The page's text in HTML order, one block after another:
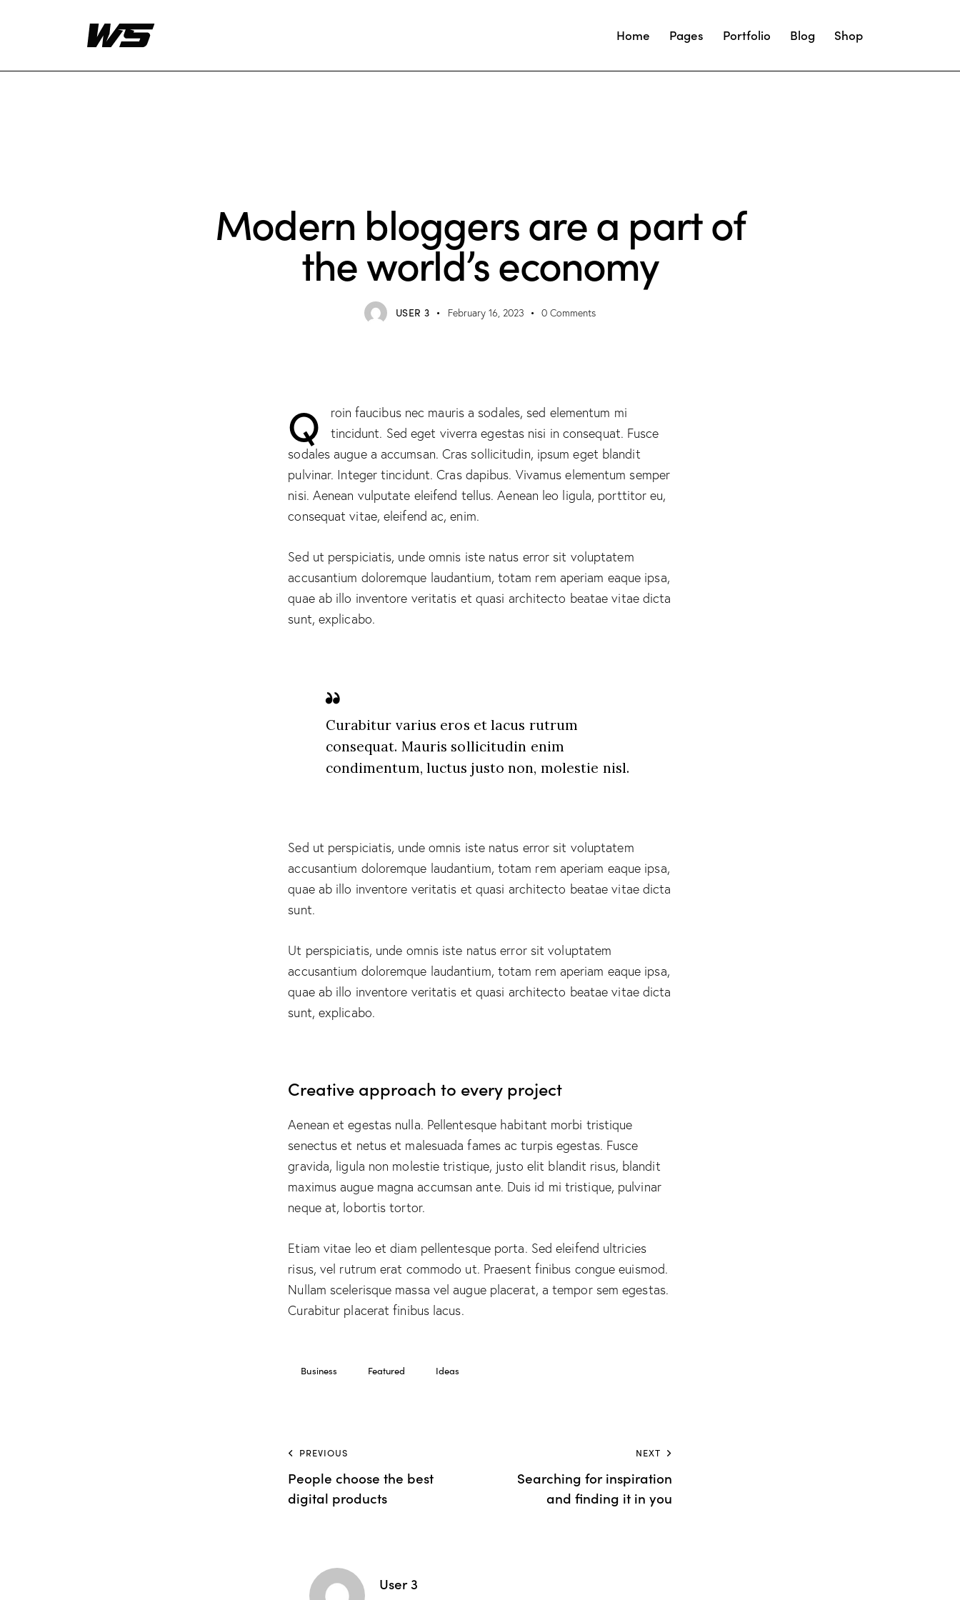
Home Pages Portfolio Blog Shop
Modern bloggers are a part of
the world’s economy
USER 3 February 16, 2023 0 Comments
Q
roin faucibus nec mauris a sodales, sed elementum mi
tincidunt. Sed eget viverra egestas nisi in consequat. Fusce
sodales augue a accumsan. Cras sollicitudin, ipsum eget blandit
pulvinar. Integer tincidunt. Cras dapibus. Vivamus elementum semper
nisi. Aenean vulputate eleifend tellus. Aenean leo ligula, porttitor eu,
consequat vitae, eleifend ac, enim.
Sed ut perspiciatis, unde omnis iste natus error sit voluptatem
accusantium doloremque laudantium, totam rem aperiam eaque ipsa,
quae ab illo inventore veritatis et quasi architecto beatae vitae dicta
sunt, explicabo.
Curabitur varius eros et lacus rutrum
consequat. Mauris sollicitudin enim
condimentum, luctus justo non, molestie nisl.
Sed ut perspiciatis, unde omnis iste natus error sit voluptatem
accusantium doloremque laudantium, totam rem aperiam eaque ipsa,
quae ab illo inventore veritatis et quasi architecto beatae vitae dicta
sunt.
Ut perspiciatis, unde omnis iste natus error sit voluptatem
accusantium doloremque laudantium, totam rem aperiam eaque ipsa,
quae ab illo inventore veritatis et quasi architecto beatae vitae dicta
sunt, explicabo.
Creative approach to every project
Aenean et egestas nulla. Pellentesque habitant morbi tristique
senectus et netus et malesuada fames ac turpis egestas. Fusce
gravida, ligula non molestie tristique, justo elit blandit risus, blandit
maximus augue magna accumsan ante. Duis id mi tristique, pulvinar
neque at, lobortis tortor.
Etiam vitae leo et diam pellentesque porta. Sed eleifend ultricies
risus, vel rutrum erat commodo ut. Praesent finibus congue euismod.
Nullam scelerisque massa vel augue placerat, a tempor sem egestas.
Curabitur placerat finibus lacus.
Business Featured Ideas
PREVIOUS
People choose the best
digital products
NEXT
Searching for inspiration
and finding it in you
User 3